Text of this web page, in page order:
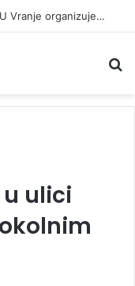
Društvo dobrovoljnih davalaca krvi PU Vranje organizuje akciju na Besnoj kobili
u ulici